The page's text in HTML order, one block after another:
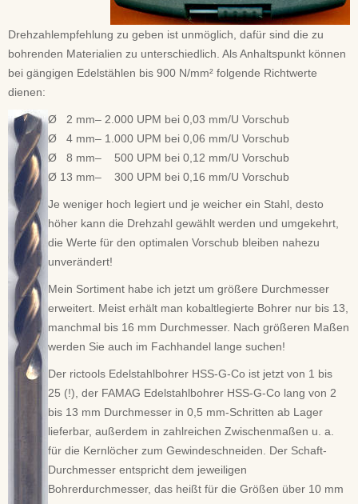
Drehzahlempfehlung zu geben ist unmöglich, dafür sind die zu
bohrenden Materialien zu unterschiedlich. Als Anhaltspunkt können
bei gängigen Edelstählen bis 900 N/mm² folgende Richtwerte
dienen:
Ø 2 mm– 2.000 UPM bei 0,03 mm/U Vorschub
Ø 4 mm– 1.000 UPM bei 0,06 mm/U Vorschub
Ø 8 mm– 500 UPM bei 0,12 mm/U Vorschub
Ø 13 mm– 300 UPM bei 0,16 mm/U Vorschub
Je weniger hoch legiert und je weicher ein Stahl, desto
höher kann die Drehzahl gewählt werden und umgekehrt,
die Werte für den optimalen Vorschub bleiben nahezu
unverändert!
Mein Sortiment habe ich jetzt um größere Durchmesser
erweitert. Meist erhält man kobaltlegierte Bohrer nur bis 13,
manchmal bis 16 mm Durchmesser. Nach größeren Maßen
werden Sie auch im Fachhandel lange suchen!
Der rictools Edelstahlbohrer HSS-G-Co ist jetzt von 1 bis
25 (!), der FAMAG Edelstahlbohrer HSS-G-Co lang von 2
bis 13 mm Durchmesser in 0,5 mm-Schritten ab Lager
lieferbar, außerdem in zahlreichen Zwischenmaßen u. a.
für die Kernlöcher zum Gewindeschneiden. Der Schaft-
Durchmesser entspricht dem jeweiligen
Bohrerdurchmesser, das heißt für die Größen über 10 mm